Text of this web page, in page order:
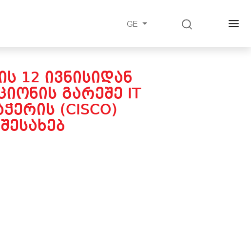
GE
12 ᲘᲕᲜᲘᲡᲘᲓᲐᲜ
ᲒᲐᲠᲔᲨᲔ IT
(CISCO)